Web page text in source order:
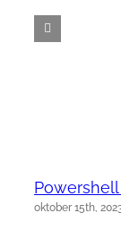
oktober 15th,